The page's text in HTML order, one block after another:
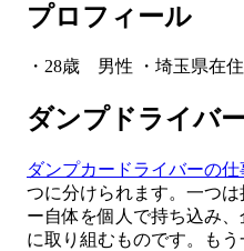
プロフィール
・28歳 男性 ・埼玉県在住
ダンプドライバ
ダンプカードライバーの仕
つに分けられます。一つ
ー自体を個人で持ち込み
に取り組むものです。も